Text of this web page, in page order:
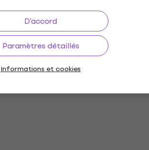
D'accord
Paramètres détaillés
Informations et cookies